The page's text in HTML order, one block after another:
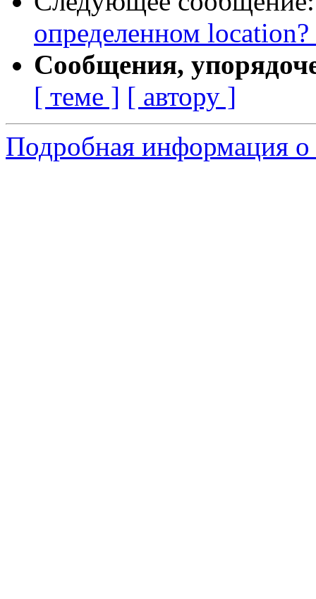
определенном location?
Сообщения,
[ теме ] [ автору ]
Подробная информация